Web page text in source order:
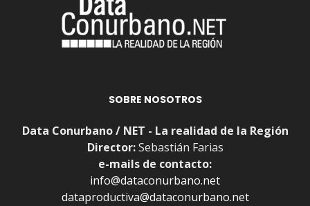
SOBRE NOSOTROS
Data Conurbano / NET - La realidad de la Región
Director:Sebastián Farias
e-mails de contacto:
info@dataconurbano.net
dataproductiva@dataconurbano.net